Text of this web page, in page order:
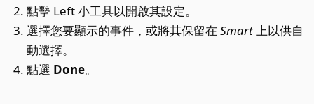
點擊 Left 小工具以開啟其設定。
選擇您要顯示的事件，或將其保留在Smart上以供自
動選擇。
點選 Done。